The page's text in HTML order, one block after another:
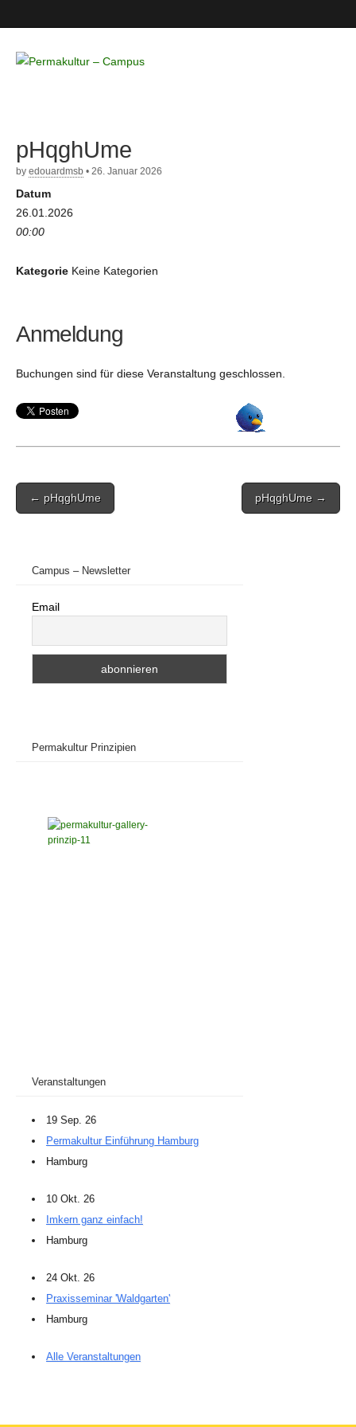
– Campus
pHqghUme
by edouardmsb • 26. Januar 2026
Datum
26.01.2026
00:00
Kategorie Keine Kategorien
Anmeldung
Buchungen sind für diese Veranstaltung geschlossen.
Post
navigation
← pHqghUme pHqghUme →
Campus – Newsletter
Email
Permakultur Prinzipien
Veranstaltungen
19 Sep. 26
Permakultur Einführung Hamburg
Hamburg
10 Okt. 26
Imkern ganz einfach!
Hamburg
24 Okt. 26
Praxisseminar 'Waldgarten'
Hamburg
Alle Veranstaltungen